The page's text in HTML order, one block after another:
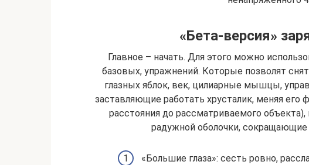
«Бета-версия»
Главное – начать. Для этого можно
базовых, упражнений. Которые позволят
глазных яблок, век, цилиарные мышцы,
заставляющие работать хрусталик, меняя его
расстояния до рассматриваемого
радужной оболочки,
«Большие глаза»: сесть ровно,